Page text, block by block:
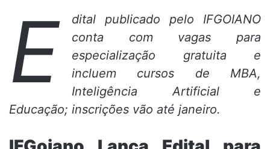
E
dital publicado pelo IFGOIANO
conta com vagas para
especialização gratuita e
incluem cursos de MBA,
Inteligência Artificial e
Educação; inscrições vão até janeiro.